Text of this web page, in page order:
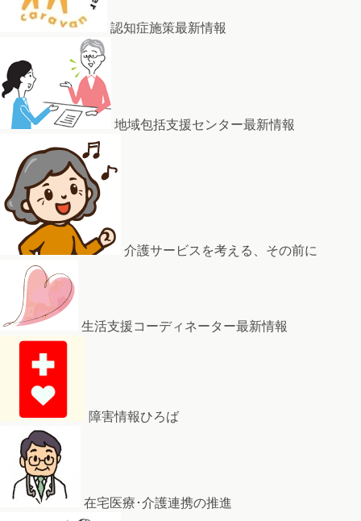
認知症施策最新情報
地域包括支援センター最新情報
介護サービスを考える、その前に
生活支援コーディネーター最新情報
障害情報ひろば
在宅医療･介護連携の推進